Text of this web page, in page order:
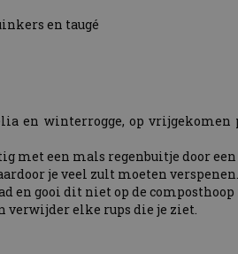
en taugé
en winterrogge, op
met een mals regenbuitje door
je veel zult moeten verspenen.
en gooi dit niet op de
verwijder elke rups die je ziet.